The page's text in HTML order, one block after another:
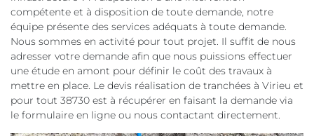
compétente et à disposition de toute demande, notre
équipe présente des services adéquats à toute demande.
Nous sommes en activité pour tout projet. Il suffit de nous
adresser votre demande afin que nous puissions effectuer
une étude en amont pour définir le coût des travaux à
mettre en place. Le devis réalisation de tranchées à Virieu et
pour tout 38730 est à récupérer en faisant la demande via
le formulaire en ligne ou nous contactant directement.